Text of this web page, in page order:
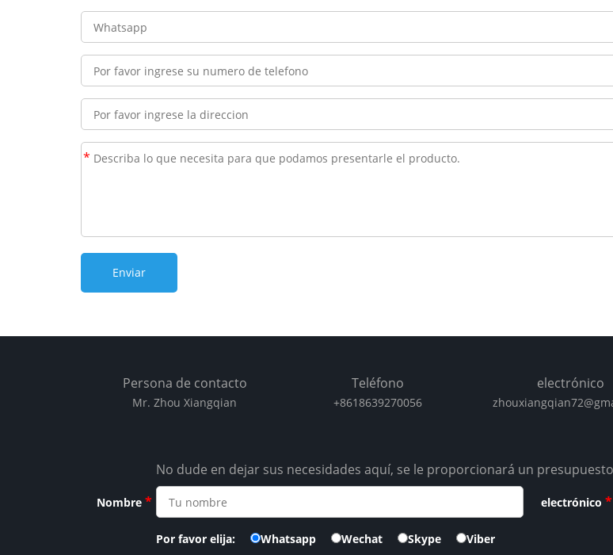
*
Persona de contacto
Mr. Zhou Xiangqian
Teléfono
+8618639270056
electrónico
No dude en dejar sus necesidades aquí, se le proporcionará un
Nombre * electrónico*
Por favor elija: Whatsapp Wechat Skype Viber